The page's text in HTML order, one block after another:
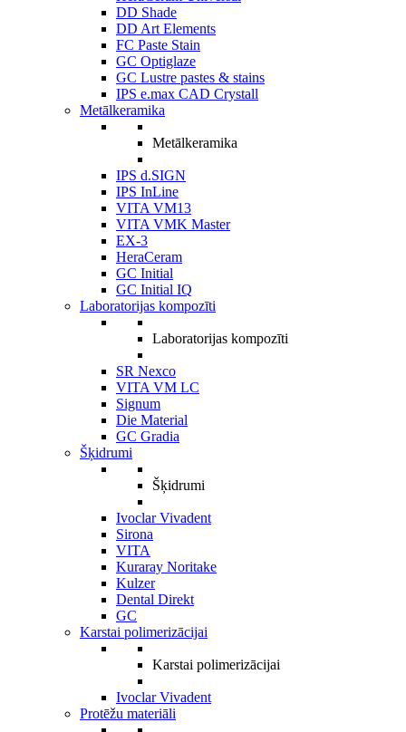
DD Shade
DD Art Elements
FC Paste Stain
GC Optiglaze
GC Lustre pastes & stains
IPS e.max CAD Crystall
Metālkeramika
Metālkeramika
IPS d.SIGN
IPS InLine
VITA VM13
VITA VMK Master
EX-3
HeraCeram
GC Initial
GC Initial IQ
Laboratorijas kompozīti
Laboratorijas kompozīti
SR Nexco
VITA VM LC
Signum
Die Material
GC Gradia
Šķidrumi
Šķidrumi
Ivoclar Vivadent
Sirona
VITA
Kuraray Noritake
Kulzer
Dental Direkt
GC
Karstai polimerizācijai
Karstai polimerizācijai
Ivoclar Vivadent
Protēžu materiāli